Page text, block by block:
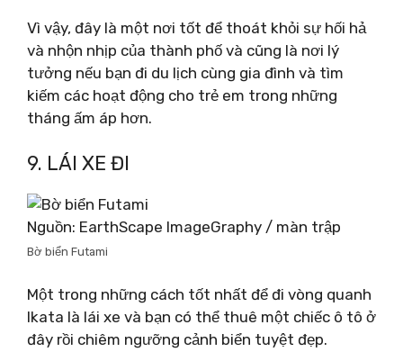
Vì vậy, đây là một nơi tốt để thoát khỏi sự hối hả
và nhộn nhịp của thành phố và cũng là nơi lý
tưởng nếu bạn đi du lịch cùng gia đình và tìm
kiếm các hoạt động cho trẻ em trong những
tháng ấm áp hơn.
9. LÁI XE ĐI
Nguồn: EarthScape ImageGraphy / màn trập
Bờ biển Futami
Một trong những cách tốt nhất để đi vòng quanh
Ikata là lái xe và bạn có thể thuê một chiếc ô tô ở
đây rồi chiêm ngưỡng cảnh biển tuyệt đẹp.